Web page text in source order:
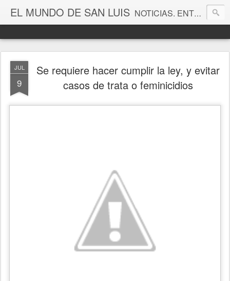
EL MUNDO DE SAN LUIS NOTICIAS. ENTRETENIMIENTO. EDITORIALES. CANAL DE VÍDEOS. GALERÍA DE FOTOGRAFÍAS.
JUL
9
Se requiere hacer cumplir la ley, y evitar
casos de trata o feminicidios